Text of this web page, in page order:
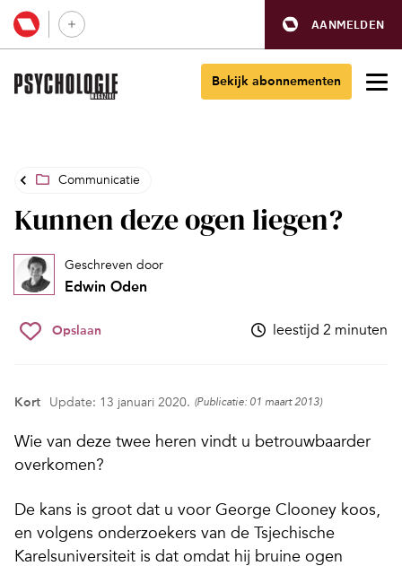
AANMELDEN
Bekijk abonnementen
Communicatie
Kunnen deze ogen liegen?
Geschreven door
Edwin Oden
Opslaan leestijd 2 minuten
Kort Update: 13 januari 2020. (Publicatie: 01 maart 2013)
Wie van deze twee heren vindt u betrouwbaarder
overkomen?
De kans is groot dat u voor George Clooney koos,
en volgens onderzoekers van de Tsjechische
Karelsuniversiteit is dat omdat hij bruine ogen